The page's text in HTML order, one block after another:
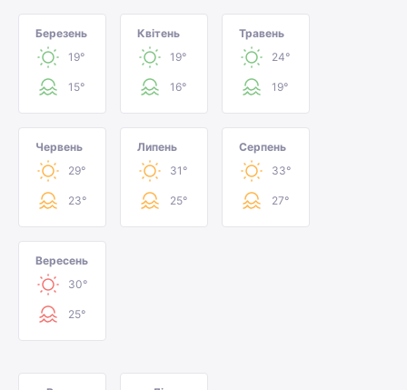
Березень
19°
15°
Квітень
19°
16°
Травень
24°
19°
Червень
29°
23°
Липень
31°
25°
Серпень
33°
27°
Вересень
30°
25°